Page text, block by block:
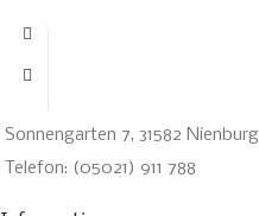
Sonnengarten 7, 31582 Nienburg
Telefon: (05021) 911 788